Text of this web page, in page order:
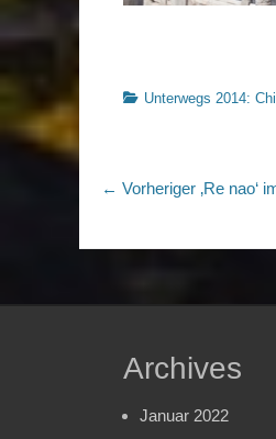
Kategorien
Unterwegs 2014:
← Vorheriger Vorheriger
‚Re nao‘
Archives
Januar 2022